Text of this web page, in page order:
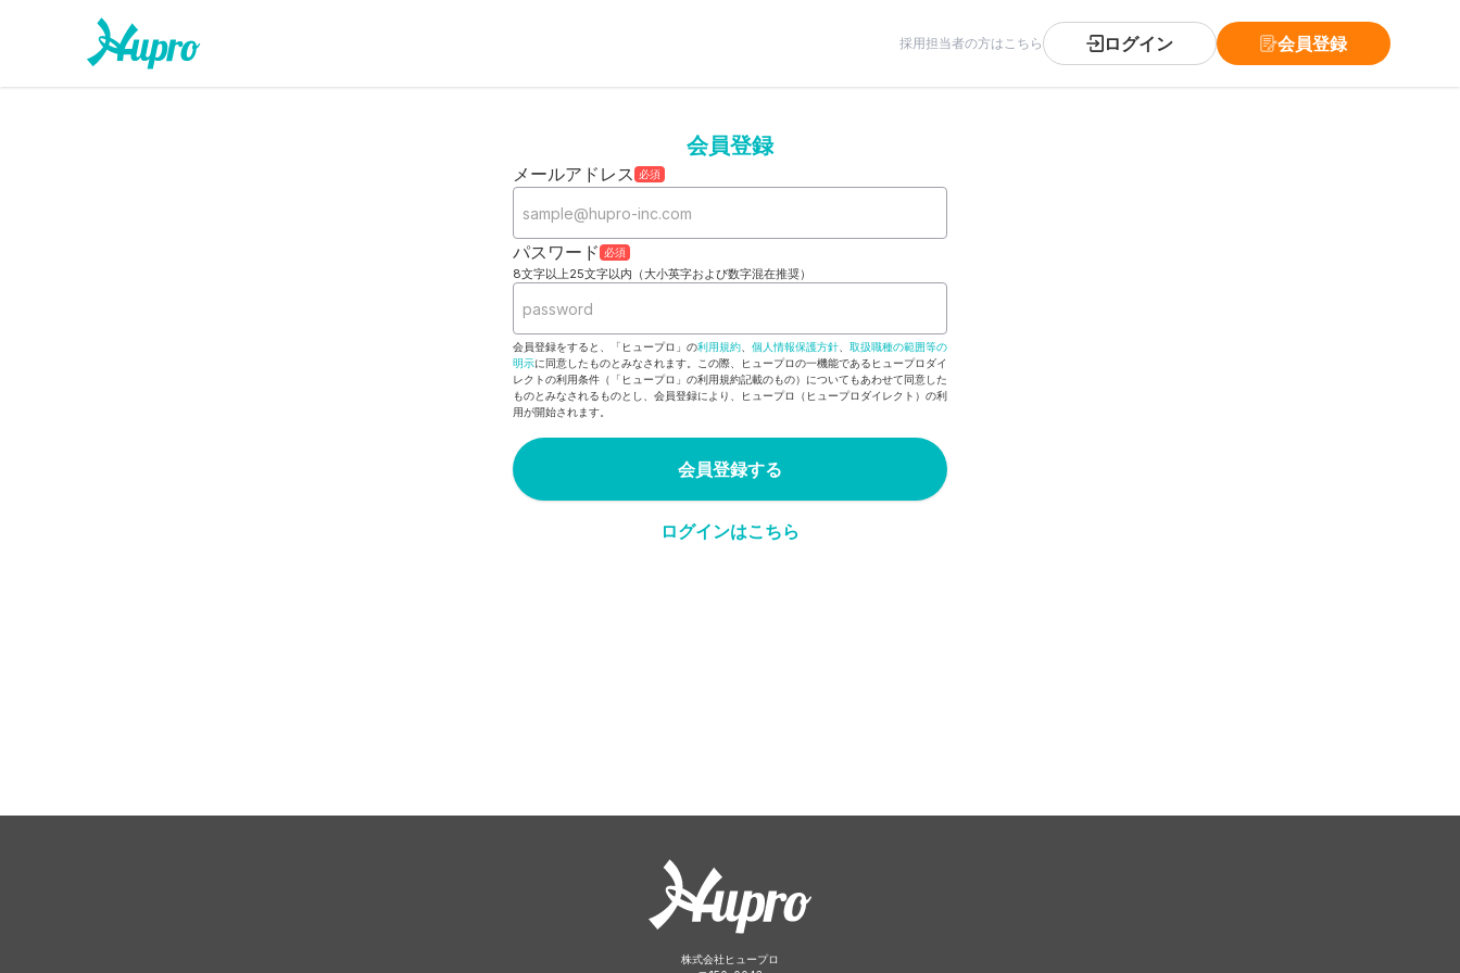
採用担当者の方はこちら ログイン 会員登録
会員登録
メールアドレス 必須
パスワード 必須
8文字以上25文字以内（大小英字および数字混在推奨）
会員登録をすると、「ヒュープロ」の利用規約 個人情報保護方針
取扱職種の範囲等の
明示に同意したものとみなされます。この際、ヒュープロの一機能であるヒュープロダイ
レクトの利用条件（「ヒュープロ」の利用規約記載のもの）についてもあわせて同意した
ものとみなされるものとし、会員登録により、ヒュープロ（ヒュープロダイレクト）の利
用が開始されます。
会員登録する
ログインはこちら
株式会社ヒュープロ